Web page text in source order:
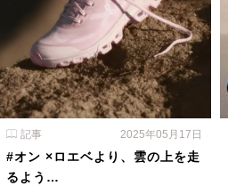
記事 2025年05月17日
#オン ×ロエベより、雲の上を走
るよう…